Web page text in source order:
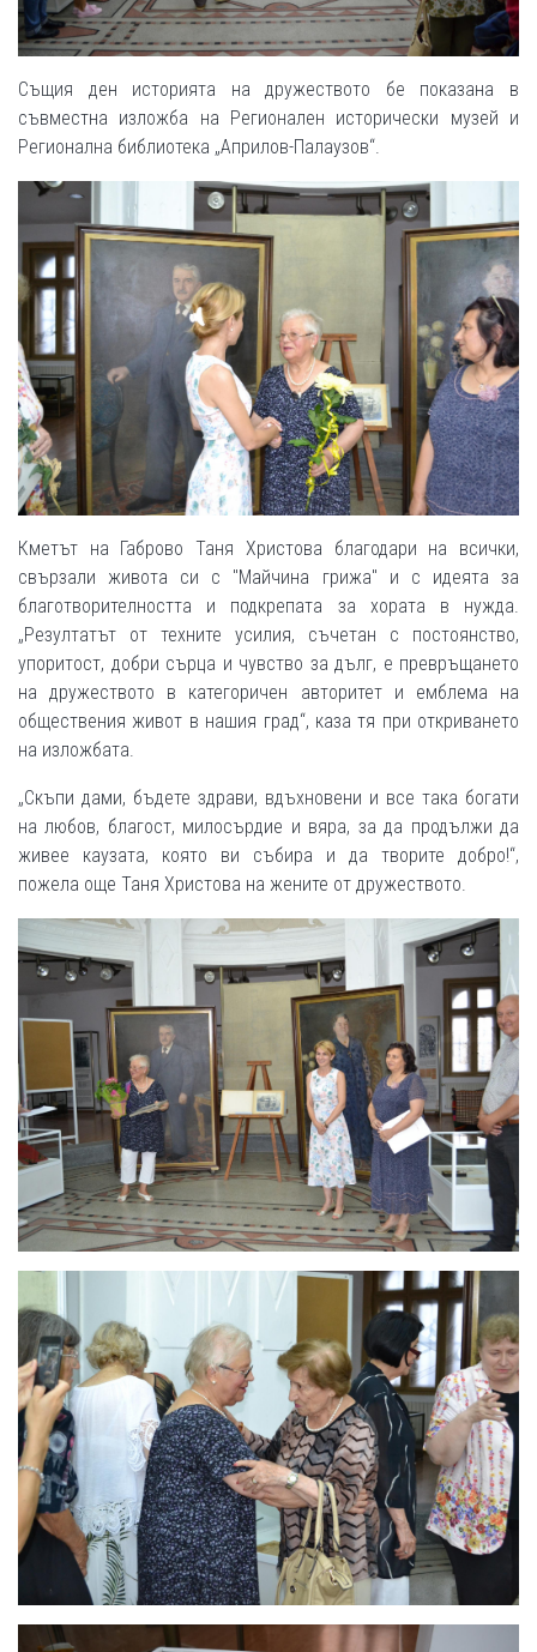
Същия ден историята на дружеството бе показана в
съвместна изложба на Регионален исторически музей и
Регионална библиотека „Априлов-Палаузов“.
Кметът на Габрово Таня Христова благодари на всички,
свързали живота си с "Майчина грижа" и с идеята за
благотворителността и подкрепата за хората в нужда.
„Резултатът от техните усилия, съчетан с постоянство,
упоритост, добри сърца и чувство за дълг, е превръщането
на дружеството в категоричен авторитет и емблема на
обществения живот в нашия град“, каза тя при откриването
на изложбата.
„Скъпи дами, бъдете здрави, вдъхновени и все така богати
на любов, благост, милосърдие и вяра, за да продължи да
живее каузата, която ви събира и да творите добро!“,
пожела още Таня Христова на жените от дружеството.